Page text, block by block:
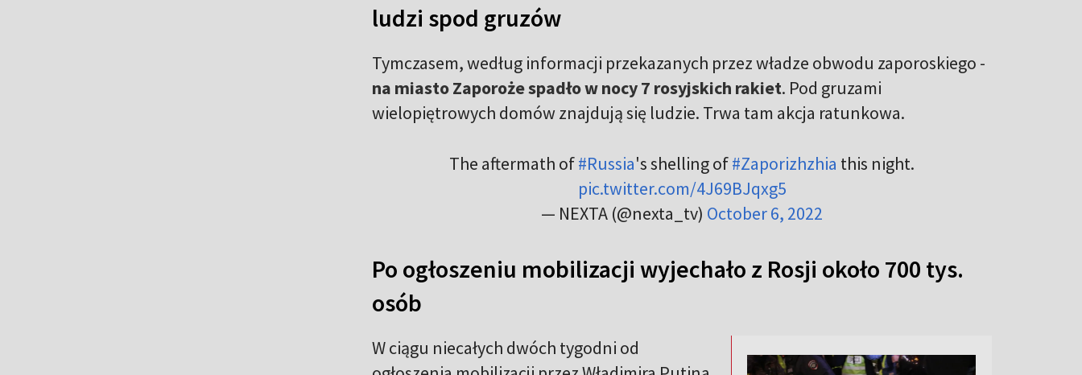
ludzi spod gruzów
Tymczasem, według informacji przekazanych przez władze obwodu zaporoskiego -
na miasto Zaporoże spadło w nocy 7 rosyjskich rakiet. Pod gruzami
wielopiętrowych domów znajdują się ludzie. Trwa tam akcja ratunkowa.
The aftermath of#Russia's shelling of#Zaporizhzhia this night.
pic.twitter.com/4J69BJqxg5
— NEXTA (@nexta_tv) October 6, 2022
Po ogłoszeniu mobilizacji wyjechało z Rosji około 700 tys.
osób
W ciągu niecałych dwóch tygodni od